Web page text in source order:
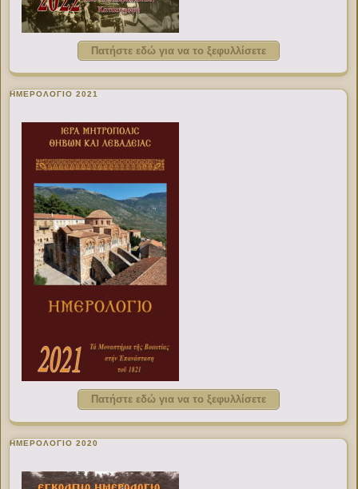
Πατήστε εδώ για να το ξεφυλλίσετε
ΗΜΕΡΟΛΟΓΙΟ 2021
Πατήστε εδώ για να το ξεφυλλίσετε
ΗΜΕΡΟΛΟΓΙΟ 2020